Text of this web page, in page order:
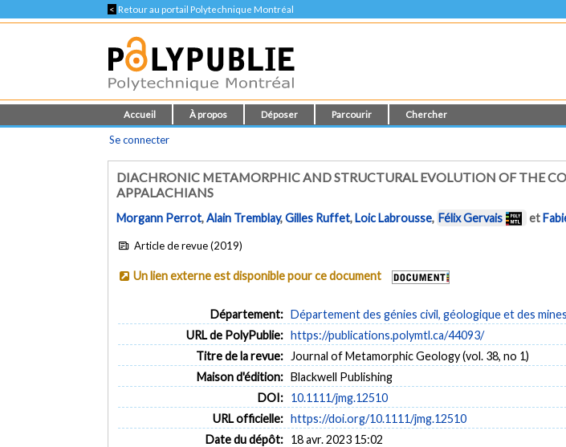
< Retour au portail Polytechnique Montréal
Accueil À propos Déposer Parcourir Chercher
Se connecter
DIACHRONIC METAMORPHIC AND STRUCTURAL EVOLUTION OF THE
APPALACHIANS
Morgann Perrot,Alain Tremblay,Gilles Ruffet,Loic Labrousse, Félix Gervais et
Article de revue (2019)
Un lien externe est disponible pour ce document
Département: Département des génies civil, géologique et des mines
URL de PolyPublie: https://publications.polymtl.ca/44093/
Titre de la revue:
Journal of Metamorphic Geology (vol. 38, no 1)
Maison d'édition: Blackwell Publishing
DOI: 10.1111/jmg.12510
URL officielle: https://doi.org/10.1111/jmg.12510
Date du dépôt: 18 avr. 2023 15:02